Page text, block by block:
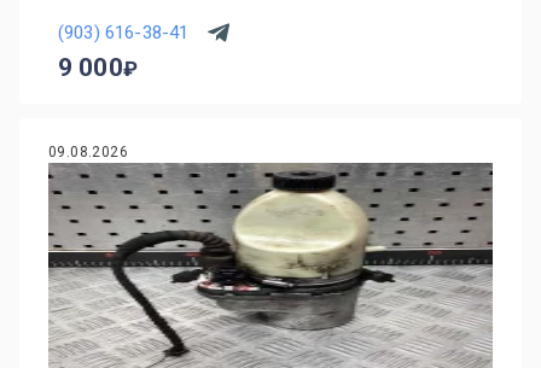
(903) 616-38-41
9 000
09.08.2026